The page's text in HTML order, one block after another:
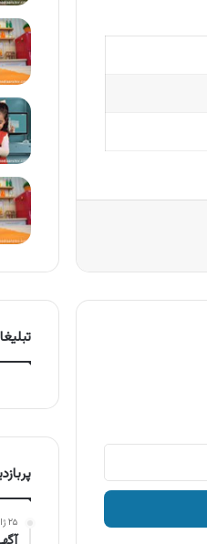
۲۵ ژانویه ۲۰۲۱